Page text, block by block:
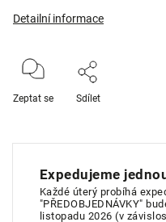
Detailní informace
Zeptat se Sdílet
Expedujeme
Každé úterý probíhá
"PŘEDOBJEDNÁVKY"
listopadu 2026 (v